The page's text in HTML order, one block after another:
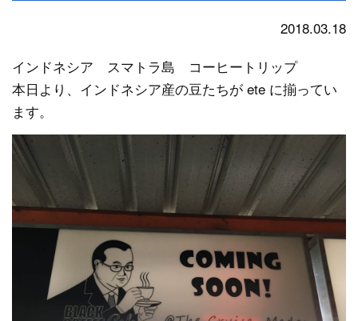
2018.03.18
インドネシア スマトラ島 コーヒートリップ
本日より、インドネシア産の豆たちが ete に揃ってい
ます。